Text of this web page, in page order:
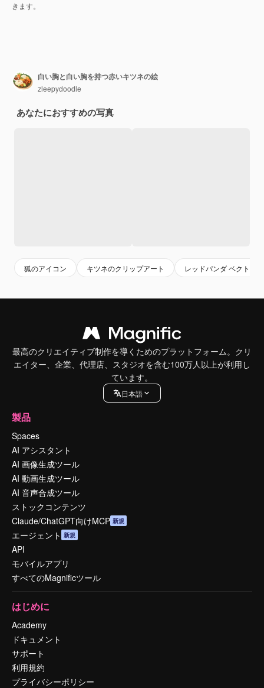
きます。
白い胸と白い胸を持つ赤いキツネの絵
zleepydoodle
あなたにおすすめの写真
狐のアイコン キツネのクリップアート レッドパンダ ベクトル
最高のクリエイティブ制作を導くためのプラットフォーム。クリ
エイター、企業、代理店、スタジオを含む100万人以上が利用し
ています。
日本語
製品
Spaces
AI アシスタント
AI 画像生成ツール
AI 動画生成ツール
AI 音声合成ツール
ストックコンテンツ
Claude/ChatGPT向けMCP 新規
エージェント 新規
API
モバイルアプリ
すべてのMagnificツール
はじめに
Academy
ドキュメント
サポート
利用規約
プライバシーポリシー